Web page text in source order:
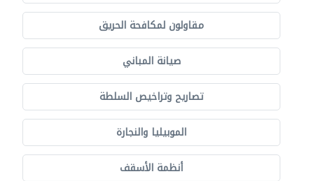
مقاولون لمكافحة الحريق
صيانة المباني
تصاريح وتراخيص السلطة
الموبيليا والنجارة
أنظمة الأسقف